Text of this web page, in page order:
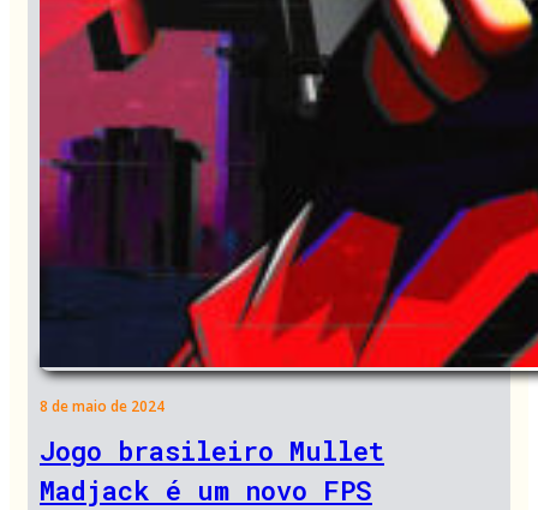
8 de maio de 2024
Jogo brasileiro Mullet
Madjack é um novo FPS